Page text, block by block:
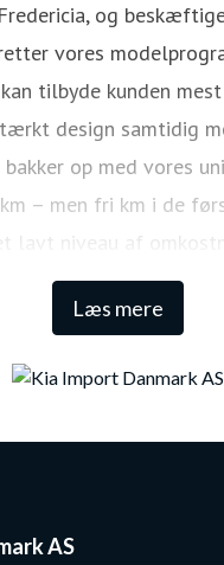
Læs mere
og
vores
tilbyde kunden
design samtidig
op med vores
– men fri km i de
lavt niveau af
sikrer samtidig én
restværdier i markedet.
AS